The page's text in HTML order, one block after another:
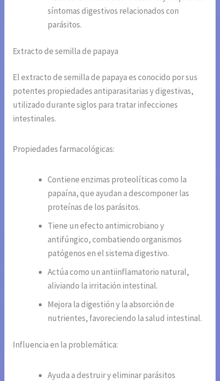
síntomas digestivos relacionados con
parásitos.
Extracto de semilla de papaya
El extracto de semilla de papaya es conocido por sus
potentes propiedades antiparasitarias y digestivas,
utilizado durante siglos para tratar infecciones
intestinales.
Propiedades farmacológicas:
Contiene enzimas proteolíticas como la
papaína, que ayudan a descomponer las
proteínas de los parásitos.
Tiene un efecto antimicrobiano y
antifúngico, combatiendo organismos
patógenos en el sistema digestivo.
Actúa como un antiinflamatorio natural,
aliviando la irritación intestinal.
Mejora la digestión y la absorción de
nutrientes, favoreciendo la salud intestinal.
Influencia en la problemática:
Ayuda a destruir y eliminar parásitos